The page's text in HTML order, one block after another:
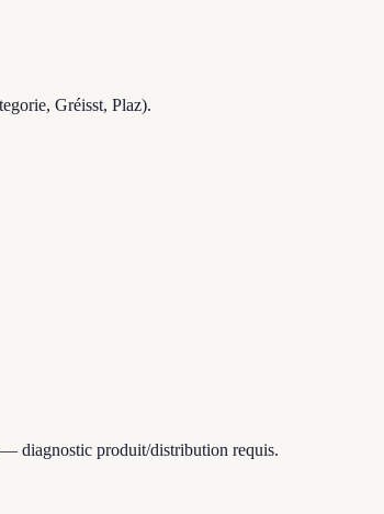
Gréisst, Plaz).
diagnostic produit/distribution requis.